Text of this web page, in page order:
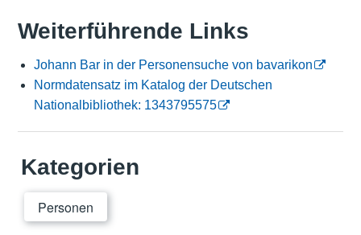
Weiterführende Links
Johann Bar in der Personensuche von bavarikon
Normdatensatz im Katalog der Deutschen
Nationalbibliothek: 1343795575
Kategorien
Personen